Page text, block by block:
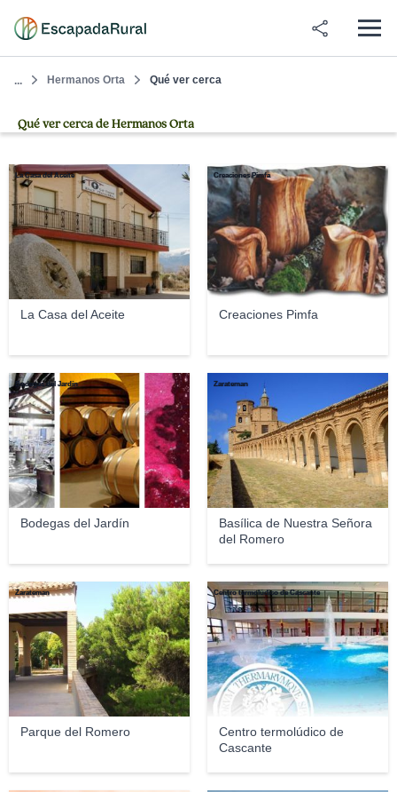
... Hermanos Orta Qué ver cerca
Qué ver cerca de Hermanos Orta
La Casa del Aceite
La Casa del Aceite
Creaciones Pimfa
Creaciones Pimfa
Bodegas del Jardín
Bodegas del Jardín
Basílica de Nuestra Señora
del Romero
Zarateman
Parque del Romero
Zarateman
Centro termolúdico de
Cascante
Centro termolúdico de Cascante